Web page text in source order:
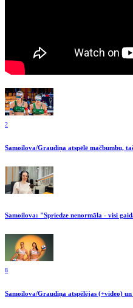
2
Samoilova/Graudiņa atspēlē mačbumbu,
Samoilova: "Spriedze nenormāla - visi
8
Samoilova/Graudiņa atspēlējas (+video)